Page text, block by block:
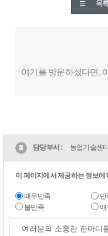
여기를 방문하셨다면,
담당부서 : 농업기술센
이 페이지에서 제공하는 정보에
매우만족 만
불만족
매